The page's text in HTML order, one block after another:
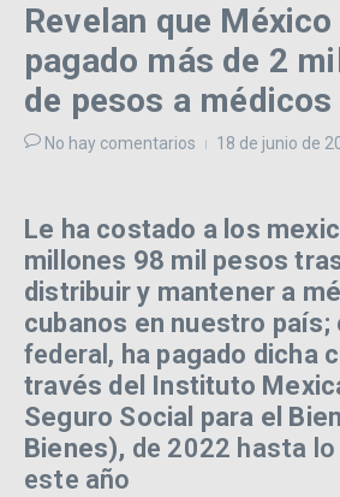
Revelan que México
pagado más de 2
de pesos a
No hay comentarios 18 de junio de
Le ha costado a los
millones 98 mil pesos
distribuir y mantener a
cubanos en nuestro país;
federal, ha pagado dicha
través del Instituto
Seguro Social para el
Bienes), de 2022 hasta lo
este año